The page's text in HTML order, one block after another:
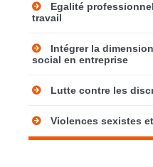
Egalité
travail
Intégrer la
social en entreprise
Lutte contre les
Violences sexistes